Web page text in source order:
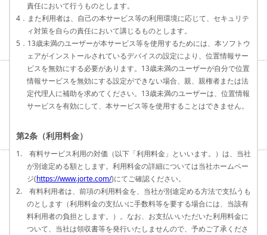
責任において行うものとします。
4．また利用者は、自己の本サービス等の利用環境に応じて、セキュリテ
ィ対策を自らの責任において講じるものとします。
5．13歳未満のユーザーが本サービス等を使用するためには、本ソフトウ
ェアがインストールされているデバイスの設定により、位置情報サー
ビスを無効にする必要があります。13歳未満のユーザーが自分で位置
情報サービスを無効にする設定ができない場合、親、親権者または法
定代理人に補助を求めてください。13歳未満のユーザーは、位置情報
サービスを有効にして、本サービス等を使用することはできません。
第2条（利用料金）
1. 有料サービス利用の対価（以下「利用料金」といいます。）は、当社
が別途定める額とします。利用料金の詳細については当社ホームペー
ジ(https://www.jorte.com/)にてご確認ください。
2. 有料利用者は、前項の利用料金を、当社が別途定める方法で支払うも
のとします（利用料金の支払いに手数料等を要する場合には、当該有
料利用者の負担とします。）。なお、お支払いいただいた利用料金に
ついて、当社は領収書等を発行いたしませんので、予めご了承くださ